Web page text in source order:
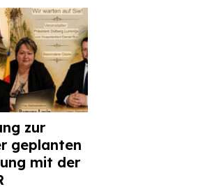
zur
geplanten
mit der